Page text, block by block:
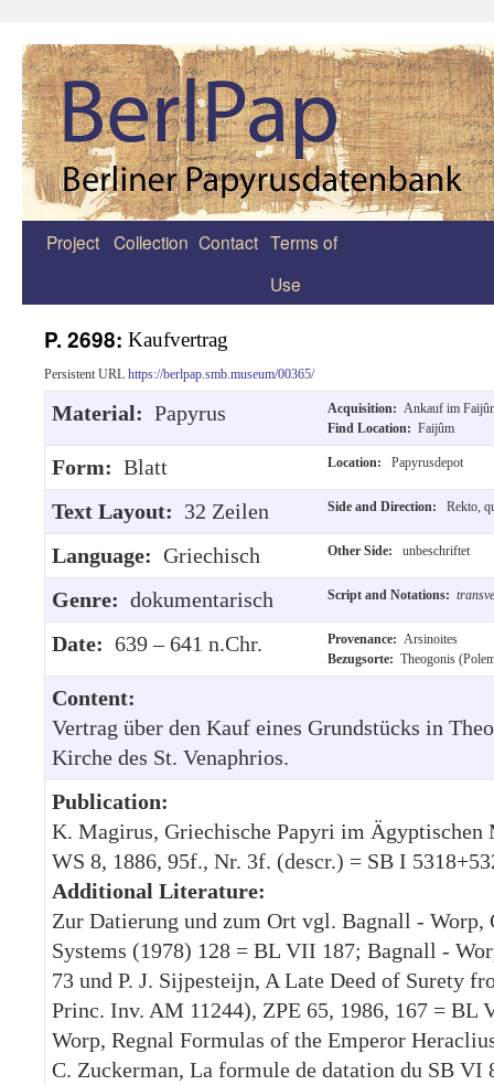
Zum
Project Collection Contact Terms of
Use
P. 2698: Kaufvertrag
Persistent URL https://berlpap.smb.museum/00365/
Material: Papyrus Acquisition: Ankauf im
Find Location: Faijûm
Form: Blatt Location: Papyrusdepot
Text Layout: 32 Zeilen Side and Direction: Rekto,
Language: Griechisch Other Side: unbeschriftet
Genre: dokumentarisch Script and Notations:
Date: 639 – 641 n.Chr. Provenance: Arsinoites
Bezugsorte: Theogonis
Content:
Vertrag über den Kauf eines Grundstücks in
Kirche des St. Venaphrios.
Publication:
K. Magirus, Griechische Papyri im Ägyptischen
WS 8, 1886, 95f., Nr. 3f. (descr.) = SB I
Additional Literature:
Zur Datierung und zum Ort vgl. Bagnall - Worp,
Systems (1978) 128 = BL VII 187; Bagnall -
73 und P. J. Sijpesteijn, A Late Deed of Surety
Princ. Inv. AM 11244), ZPE 65, 1986, 167 = BL
Worp, Regnal Formulas of the Emperor
C. Zuckerman, La formule de datation du SB VI